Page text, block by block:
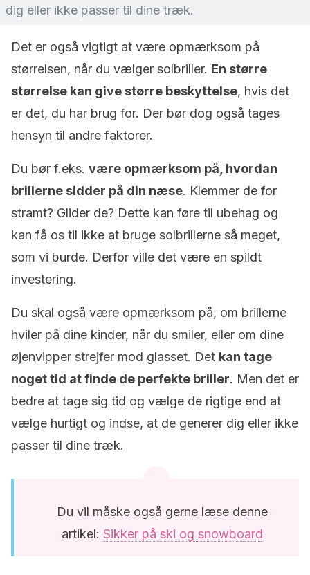
dig eller ikke passer til dine træk.
Det er også vigtigt at være opmærksom på
størrelsen, når du vælger solbriller. En større
størrelse kan give større beskyttelse, hvis det
er det, du har brug for. Der bør dog også tages
hensyn til andre faktorer.
Du bør f.eks. være opmærksom på, hvordan
brillerne sidder på din næse. Klemmer de for
stramt? Glider de? Dette kan føre til ubehag og
kan få os til ikke at bruge solbrillerne så meget,
som vi burde. Derfor ville det være en spildt
investering.
Du skal også være opmærksom på, om brillerne
hviler på dine kinder, når du smiler, eller om dine
øjenvipper strejfer mod glasset. Det kan tage
noget tid at finde de perfekte briller. Men det er
bedre at tage sig tid og vælge de rigtige end at
vælge hurtigt og indse, at de generer dig eller ikke
passer til dine træk.
Du vil måske også gerne læse denne
artikel: Sikker på ski og snowboard